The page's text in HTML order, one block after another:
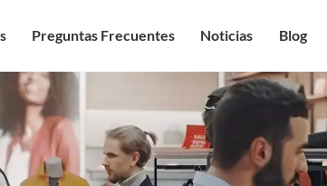
Preguntas Frecuentes Noticias Blog